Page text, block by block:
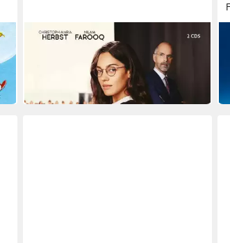
JUMBO VERLAG
Hörspiel Contra. Das Original-
Hörspiel zum Film
in 5-6 Werktagen bei dir